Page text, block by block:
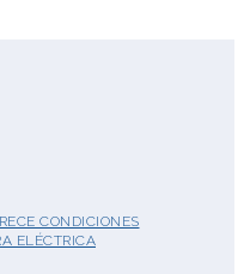
CONDICIONES
ELÉCTRICA